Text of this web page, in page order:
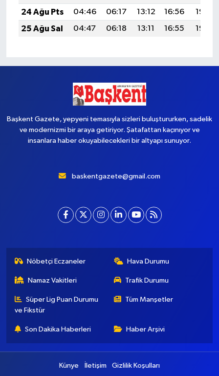
24 Ağu Pts
04:46 06:17 13:12 16:56
19:56
25 Ağu Sal
04:47 06:18 13:11 16:55 19:55
Başkent Gazete, yepyeni temasıyla sizleri buluştururken, sadelik
ve modernizmi bir araya getiriyor. Şatafattan kaçınıyor ve
insanlara haber okuyabilecekleri bir altyapı sunuyor.
baskentgazete@gmail.com
Nöbetçi Eczaneler Hava Durumu
Namaz Vakitleri Trafik Durumu
Süper Lig Puan Durumu
ve Fikstür
Tüm Manşetler
Son Dakika Haberleri Haber Arşivi
Künye İletişim Gizlilik Koşulları